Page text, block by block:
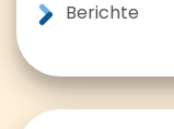
Berichte